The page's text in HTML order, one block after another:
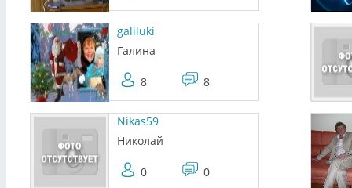
galiluki
Галина
8 8
Nikas59
Николай
0 0